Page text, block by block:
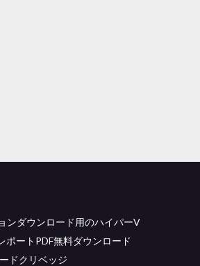
ンダウンロード用のハイパーV
ポートPDF無料ダウンロード
ドクリベッジ